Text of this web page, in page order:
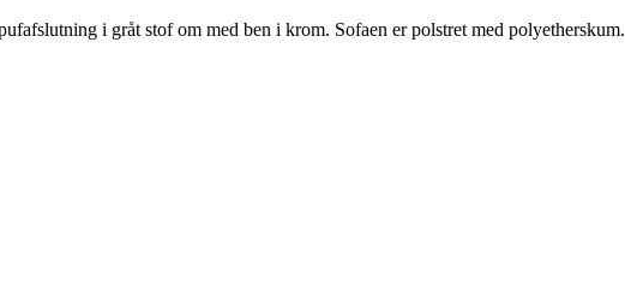
i gråt stof om med ben i krom. Sofaen er polstret med polyetherskum.